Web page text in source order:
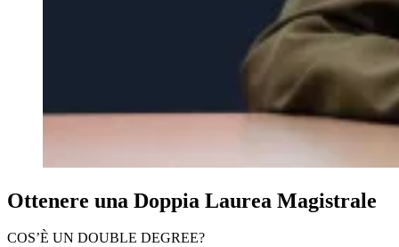
Ottenere una Doppia Laurea Magistrale
COS’È UN DOUBLE DEGREE?